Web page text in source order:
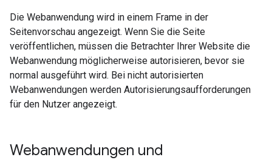
Die Webanwendung wird in einem Frame in der
Seitenvorschau angezeigt. Wenn Sie die Seite
veröffentlichen, müssen die Betrachter Ihrer Website die
Webanwendung möglicherweise autorisieren, bevor sie
normal ausgeführt wird. Bei nicht autorisierten
Webanwendungen werden Autorisierungsaufforderungen
für den Nutzer angezeigt.
Webanwendungen und